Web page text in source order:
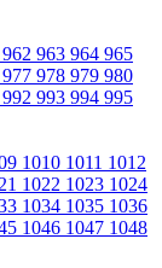
962 963 964 965
977 978 979 980
992 993 994 995
1010 1011 1012
1022 1023 1024
1034 1035 1036
1046 1047 1048